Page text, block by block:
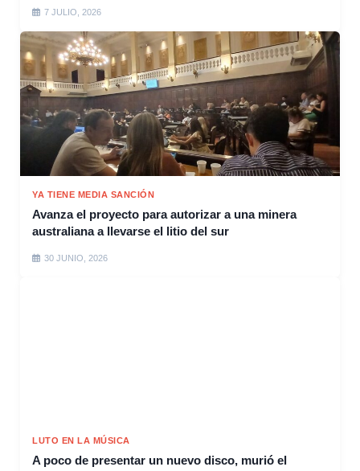
7 JULIO, 2026
YA TIENE MEDIA SANCIÓN
Avanza el proyecto para autorizar a una minera
australiana a llevarse el litio del sur
30 JUNIO, 2026
LUTO EN LA MÚSICA
A poco de presentar un nuevo disco, murió el